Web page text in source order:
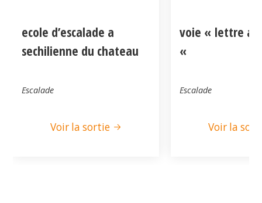
ecole d’escalade a
sechilienne du chateau
Escalade
Voir la sortie
voie « lettre
«
Escalade
Voir la